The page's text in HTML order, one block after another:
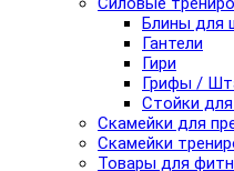
Блины для
Гантели
Гири
Грифы /
Стойки
Скамейки для
Скамейки
Товары для